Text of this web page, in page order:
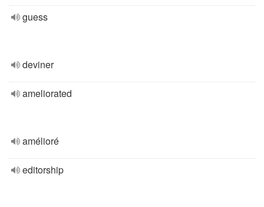
guess
deviner
ameliorated
amélioré
editorship